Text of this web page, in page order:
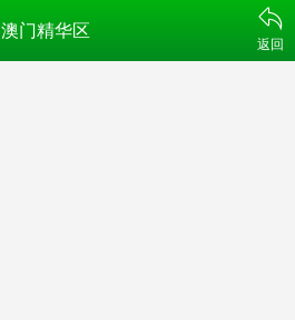
澳门精华区
返回